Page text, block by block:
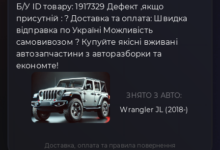
Б/У ID товару: 1917329 Дефект ,якщо
присутній : ? Доставка та оплата: Швидка
відправка по Україні Можливість
самовивозом ? Купуйте якісні вживані
автозапчастини з авторазборки та
економте!
ЗНЯТО З АВТО:
Wrangler JL (2018-)
Доставка, оплата та правила повернення